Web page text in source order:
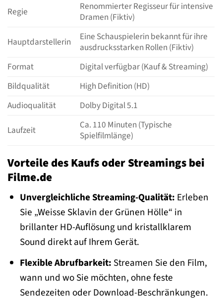
Regie
Renommierter Regisseur für intensive
Dramen (Fiktiv)
Hauptdarstellerin
Eine Schauspielerin bekannt für ihre
ausdrucksstarken Rollen (Fiktiv)
Format
Digital verfügbar (Kauf & Streaming)
Bildqualität
High Definition (HD)
Audioqualität
Dolby Digital 5.1
Laufzeit
Ca. 110 Minuten (Typische
Spielfilmlänge)
Vorteile des Kaufs oder Streamings bei
Filme.de
Unvergleichliche Streaming-Qualität: Erleben
Sie „Weisse Sklavin der Grünen Hölle“ in
brillanter HD-Auflösung und kristallklarem
Sound direkt auf Ihrem Gerät.
Flexible Abrufbarkeit: Streamen Sie den Film,
wann und wo Sie möchten, ohne feste
Sendezeiten oder Download-Beschränkungen.